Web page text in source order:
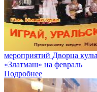
мероприятий Дворца
«Златмаш» на февраль
Подробнее